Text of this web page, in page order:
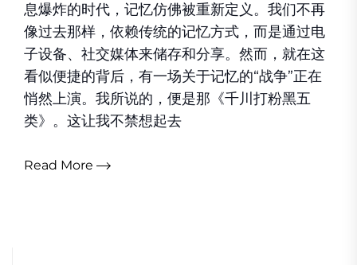
息爆炸的时代，记忆仿佛被重新定义。我们不再
像过去那样，依赖传统的记忆方式，而是通过电
子设备、社交媒体来储存和分享。然而，就在这
看似便捷的背后，有一场关于记忆的“战争”正在
悄然上演。我所说的，便是那《千川打粉黑五
类》。这让我不禁想起去
Read More